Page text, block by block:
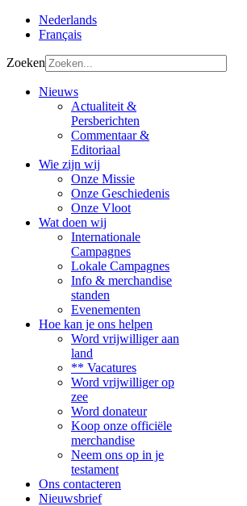
Nederlands
Français
Zoeken
Nieuws
Actualiteit &
Persberichten
Commentaar &
Editoriaal
Wie zijn wij
Onze Missie
Onze Geschiedenis
Onze Vloot
Wat doen wij
Internationale
Campagnes
Lokale Campagnes
Info & merchandise
standen
Evenementen
Hoe kan je ons helpen
Word vrijwilliger aan
land
** Vacatures
Word vrijwilliger op
zee
Word donateur
Koop onze officiële
merchandise
Neem ons op in je
testament
Ons contacteren
Nieuwsbrief